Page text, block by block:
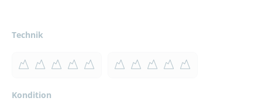
Technik
Kondition